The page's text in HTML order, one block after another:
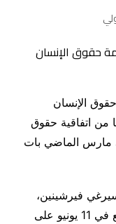
الإنسان
من اتفاقية حقوق
مارس الماضي بات
فيرشينين،
وأشار إلى أن الرئيس فلاديمير بوتين وقع في 11 يونيو على